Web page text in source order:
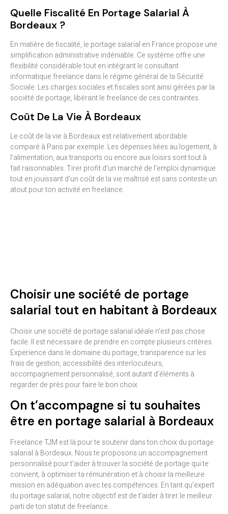
Quelle Fiscalité En Portage Salarial À
Bordeaux ?
En matière de fiscalité, le portage salarial en France propose une
simplification administrative indéniable. Ce système offre une
flexibilité considérable tout en intégrant le consultant
informatique freelance dans le régime général de la Sécurité
Sociale. Les charges sociales et fiscales sont ainsi gérées par la
société de portage, libérant le freelance de ces contraintes.
Coût De La Vie À Bordeaux
Le coût de la vie à Bordeaux est relativement abordable
comparé à Paris par exemple. Les dépenses liées au logement, à
l’alimentation, aux transports ou encore aux loisirs sont tout à
fait raisonnables. Tirer profit d’un marché de l’emploi dynamique
tout en jouissant d’un coût de la vie maîtrisé est sans conteste un
atout pour ton activité en freelance.
Choisir une société de portage
salarial tout en habitant à Bordeaux
Choisir une société de portage salarial idéale n’est pas chose
facile. Il est nécessaire de prendre en compte plusieurs critères.
Experience dans le domaine du portage, transparence sur les
frais de gestion, accessibilité des interlocuteurs,
accompagnement personnalisé, sont autant d’éléments à
regarder de près pour faire le bon choix.
On t’accompagne si tu souhaites
être en portage salarial à Bordeaux
Freelance TJM est là pour te soutenir dans ton choix du portage
salarial à Bordeaux. Nous te proposons un accompagnement
personnalisé pour t’aider à trouver la société de portage qui te
convient, à optimiser ta rémunération et à choisir la meilleure
mission en adéquation avec tes compétences. En tant qu’expert
du portage salarial, notre objectif est de t’aider à tirer le meilleur
parti de ton statut de freelance.